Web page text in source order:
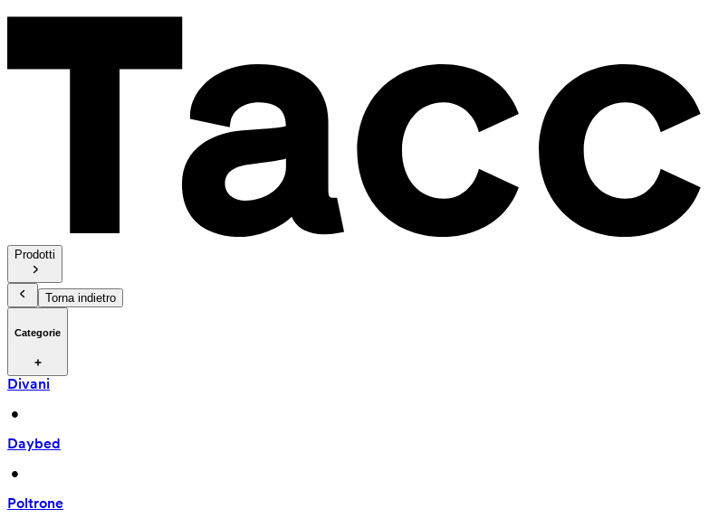
Prodotti
Torna indietro
Categorie
Divani
•
Daybed
•
Poltrone